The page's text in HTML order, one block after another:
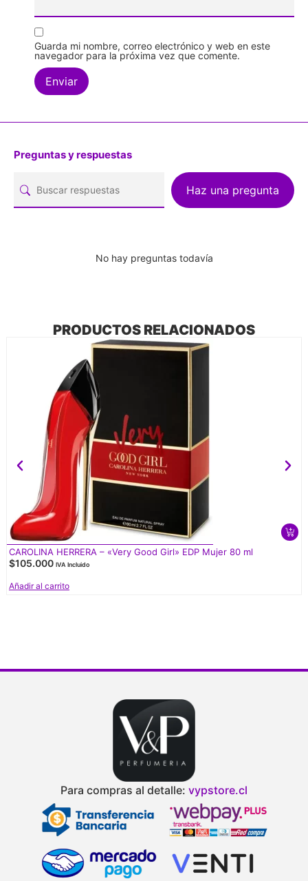
Guarda mi nombre, correo electrónico y web en este
navegador para la próxima vez que comente.
Preguntas y respuestas
Haz una pregunta
No hay preguntas todavía
PRODUCTOS RELACIONADOS
CAROLINA HERRERA – «Very Good Girl» EDP Mujer 80 ml
$105.000 IVA Incluido
Añadir al carrito
Para compras al detalle: vypstore.cl